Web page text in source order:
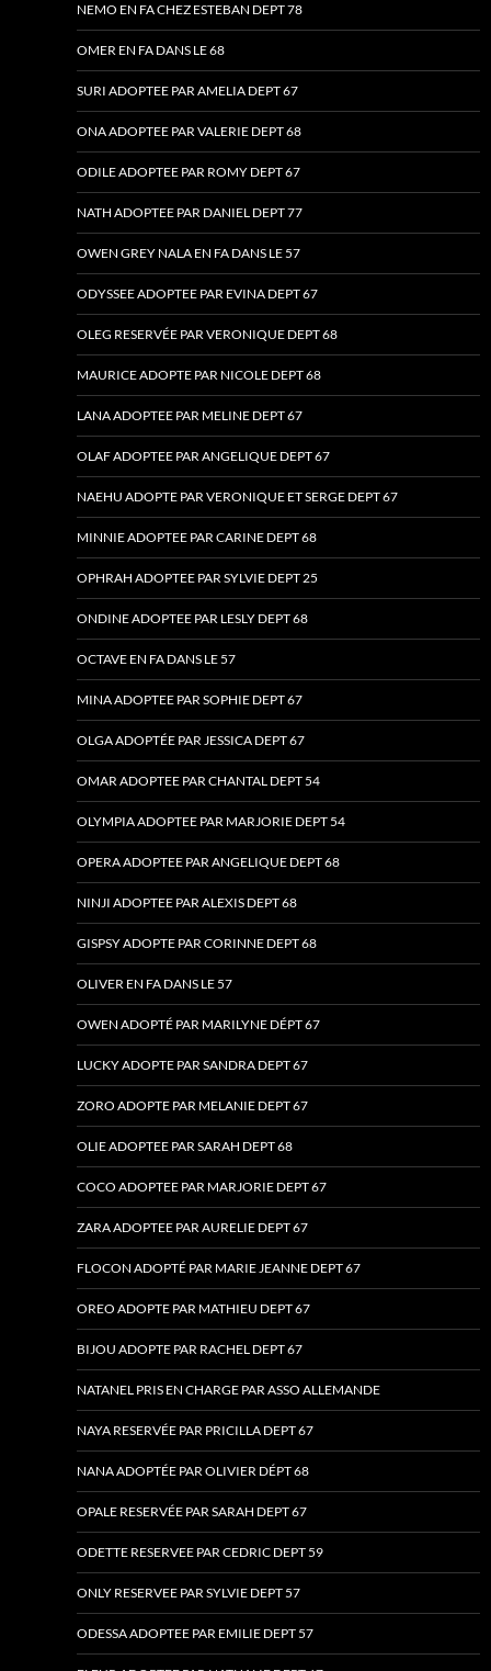
NEMO EN FA CHEZ ESTEBAN DEPT 78
OMER EN FA DANS LE 68
SURI ADOPTEE PAR AMELIA DEPT 67
ONA ADOPTEE PAR VALERIE DEPT 68
ODILE ADOPTEE PAR ROMY DEPT 67
NATH ADOPTEE PAR DANIEL DEPT 77
OWEN GREY NALA EN FA DANS LE 57
ODYSSEE ADOPTEE PAR EVINA DEPT 67
OLEG RESERVÉE PAR VERONIQUE DEPT 68
MAURICE ADOPTE PAR NICOLE DEPT 68
LANA ADOPTEE PAR MELINE DEPT 67
OLAF ADOPTEE PAR ANGELIQUE DEPT 67
NAEHU ADOPTE PAR VERONIQUE ET SERGE DEPT 67
MINNIE ADOPTEE PAR CARINE DEPT 68
OPHRAH ADOPTEE PAR SYLVIE DEPT 25
ONDINE ADOPTEE PAR LESLY DEPT 68
OCTAVE EN FA DANS LE 57
MINA ADOPTEE PAR SOPHIE DEPT 67
OLGA ADOPTÉE PAR JESSICA DEPT 67
OMAR ADOPTEE PAR CHANTAL DEPT 54
OLYMPIA ADOPTEE PAR MARJORIE DEPT 54
OPERA ADOPTEE PAR ANGELIQUE DEPT 68
NINJI ADOPTEE PAR ALEXIS DEPT 68
GISPSY ADOPTE PAR CORINNE DEPT 68
OLIVER EN FA DANS LE 57
OWEN ADOPTÉ PAR MARILYNE DÉPT 67
LUCKY ADOPTE PAR SANDRA DEPT 67
ZORO ADOPTE PAR MELANIE DEPT 67
OLIE ADOPTEE PAR SARAH DEPT 68
COCO ADOPTEE PAR MARJORIE DEPT 67
ZARA ADOPTEE PAR AURELIE DEPT 67
FLOCON ADOPTÉ PAR MARIE JEANNE DEPT 67
OREO ADOPTE PAR MATHIEU DEPT 67
BIJOU ADOPTE PAR RACHEL DEPT 67
NATANEL PRIS EN CHARGE PAR ASSO ALLEMANDE
NAYA RESERVÉE PAR PRICILLA DEPT 67
NANA ADOPTÉE PAR OLIVIER DÉPT 68
OPALE RESERVÉE PAR SARAH DEPT 67
ODETTE RESERVEE PAR CEDRIC DEPT 59
ONLY RESERVEE PAR SYLVIE DEPT 57
ODESSA ADOPTEE PAR EMILIE DEPT 57